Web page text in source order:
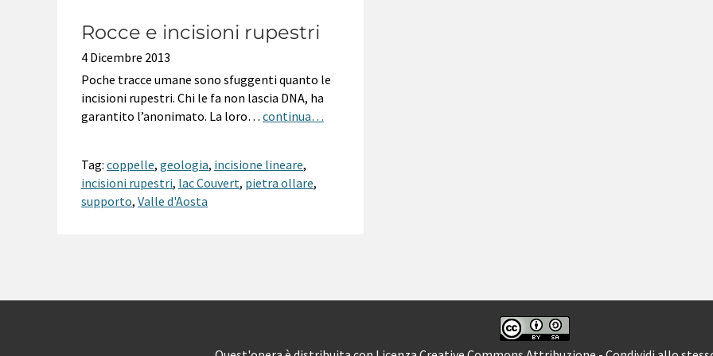
Rocce e incisioni rupestri
4 Dicembre 2013
Poche tracce umane sono sfuggenti quanto le
incisioni rupestri. Chi le fa non lascia DNA, ha
garantito l’anonimato. La loro… continua…
Tag: coppelle, geologia, incisione lineare,
incisioni rupestri, lac Couvert, pietra ollare,
supporto, Valle d'Aosta